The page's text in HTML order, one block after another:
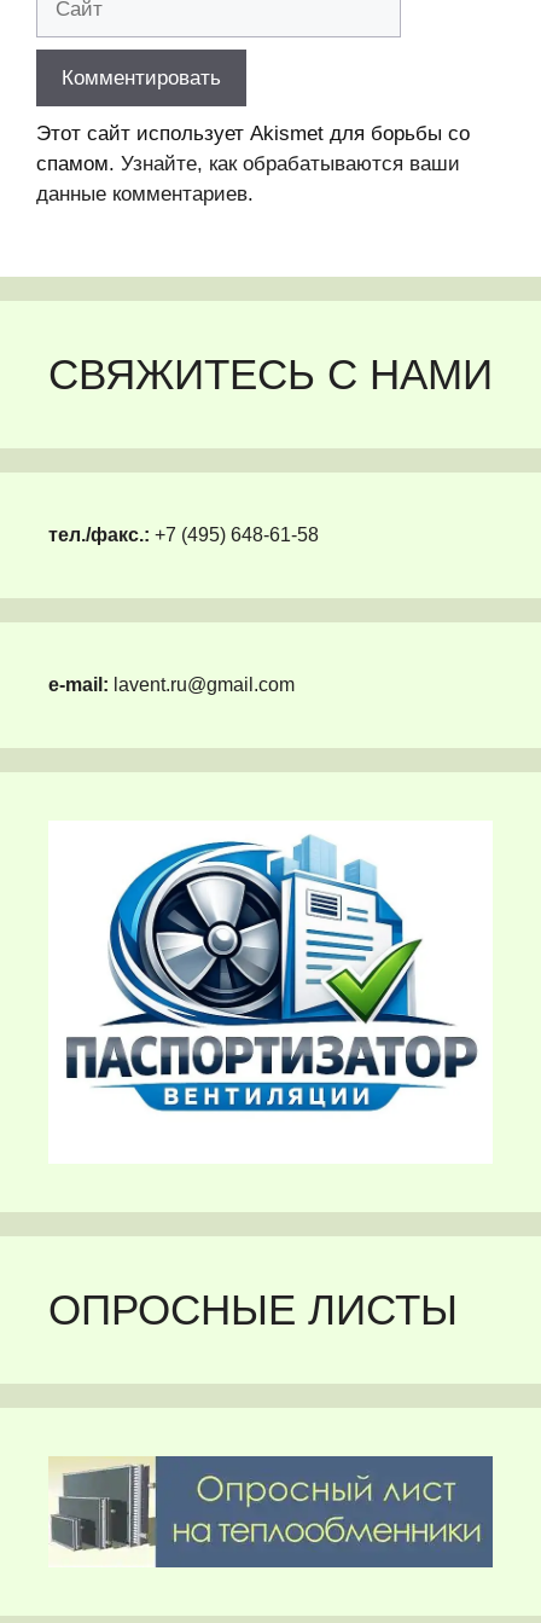
Этот сайт использует Akismet для борьбы со
спамом. Узнайте, как обрабатываются ваши
данные комментариев.
СВЯЖИТЕСЬ С НАМИ
тел./факс.: +7 (495) 648-61-58
e-mail: lavent.ru@gmail.com
ОПРОСНЫЕ ЛИСТЫ